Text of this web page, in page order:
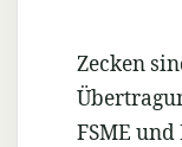
Zecken
FSME